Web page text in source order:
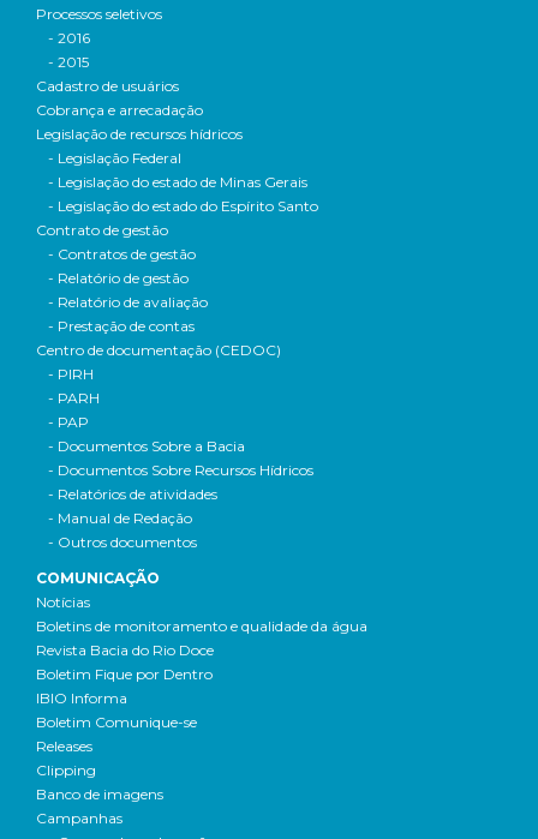
Processos seletivos
- 2016
- 2015
Cadastro de usuários
Cobrança e arrecadação
Legislação de recursos hídricos
- Legislação Federal
- Legislação do estado de Minas Gerais
- Legislação do estado do Espírito Santo
Contrato de gestão
- Contratos de gestão
- Relatório de gestão
- Relatório de avaliação
- Prestação de contas
Centro de documentação (CEDOC)
- PIRH
- PARH
- PAP
- Documentos Sobre a Bacia
- Documentos Sobre Recursos Hídricos
- Relatórios de atividades
- Manual de Redação
- Outros documentos
COMUNICAÇÃO
Notícias
Boletins de monitoramento e qualidade da água
Revista Bacia do Rio Doce
Boletim Fique por Dentro
IBIO Informa
Boletim Comunique-se
Releases
Clipping
Banco de imagens
Campanhas